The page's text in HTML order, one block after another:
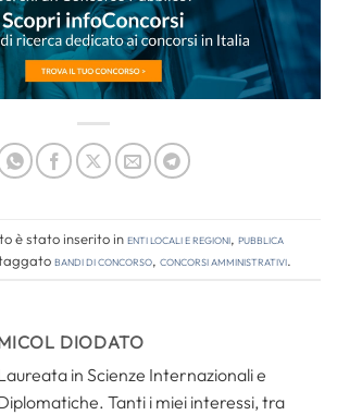
è stato inserito inEnti locali e regioni, Pubblica
bandi di concorso, concorsi amministrativi.
DIODATO
in Scienze Internazionali e
Tanti i miei interessi, tra